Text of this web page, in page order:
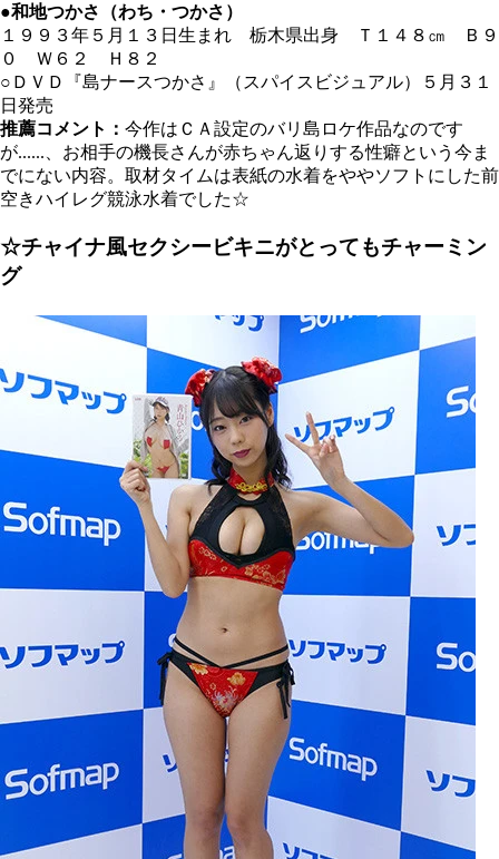
●和地つかさ（わち・つかさ）
１９９３年５月１３日生まれ 栃木県出身 Ｔ１４８ ㎝ Ｂ９
０ Ｗ６２ Ｈ８２
○ＤＶＤ『島ナースつかさ』（スパイスビジュアル）５月３１
日発売
推薦コメント： 今作はＣＡ設定のバリ島ロケ作品なのです
が......、お相手の機長さんが赤ちゃん返りする性癖という 今ま
でにない内容。 取材タイムは表紙の水着をややソフトにした前
空きハイレグ競泳水着でした☆
☆チャイナ風セクシービキニがとってもチャーミン
グ